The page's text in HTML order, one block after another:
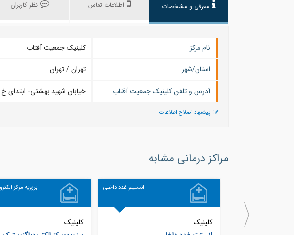
معرفی و مشخصات اطلاعات تماس نظر کاربران
نام مرکز
کلینیک جمعیت آفتاب
استان/شهر
تهران / تهران
آدرس و تلفن کلینیک جمعیت آفتاب
خیابان شهید بهشتی- ابتدای
پیشنهاد اصلاح اطلاعات
مراکز درمانی مشابه
انستیتو غدد داخلی
کلینیک
برزویه-مرکز
کلینیک